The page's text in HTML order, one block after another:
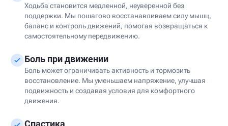
Ходьба становится медленной, неуверенной без
поддержки. Мы пошагово восстанавливаем силу мышц,
баланс и контроль движений, помогая возвращаться к
самостоятельному передвижению.
Боль при движении
Боль может ограничивать активность и тормозить
восстановление. Мы уменьшаем напряжение, улучшая
подвижность и создавая условия для комфортного
движения.
Спастика